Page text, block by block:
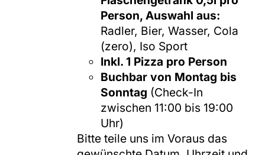
Person, Auswahl aus:
Radler, Bier, Wasser, Cola
(zero), Iso Sport
Inkl. 1 Pizza pro Person
Buchbar von Montag bis
Sonntag (Check-In
zwischen 11:00 bis 19:00
Uhr)
Bitte teile uns im Voraus das